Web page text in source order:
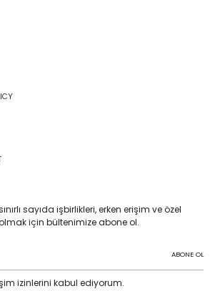
sayıda işbirlikleri, erken erişim ve özel
için bültenimize abone ol.
ABONE OL
izinlerini kabul ediyorum.